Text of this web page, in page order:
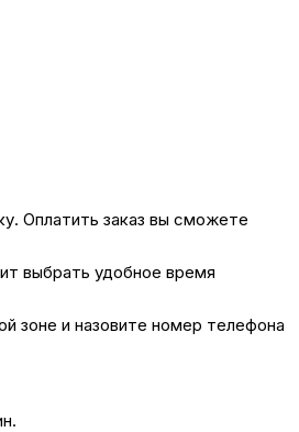
Оплатить заказ вы сможете
выбрать удобное время
зоне и назовите номер телефона